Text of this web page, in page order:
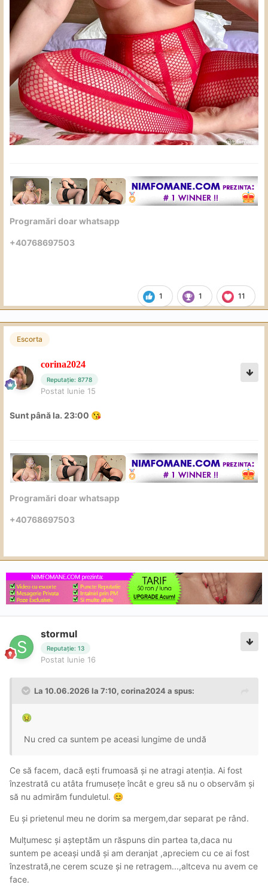
1 1 11
Programări doar whatsapp
+40768697503
Escorta
corina2024
Reputație: 8778
Postat Iunie 15
Sunt până la. 23:00 😘
Programări doar whatsapp
+40768697503
stormul
Reputație: 13
Postat Iunie 16
La 10.06.2026 la 7:10, corina2024a spus:
🤢
Nu cred ca suntem pe aceasi lungime de undă
Ce să facem, dacă ești frumoasă și ne atragi atenția. Ai fost
înzestrată cu atâta frumusețe încât e greu să nu o observăm și
să nu admirăm funduletul. 😊
Eu și prietenul meu ne dorim sa mergem,dar separat pe rând.
Mulțumesc și așteptăm un răspuns din partea ta,daca nu
suntem pe aceași undă și am deranjat ,apreciem cu ce ai fost
înzestrată,ne cerem scuze și ne retragem...,altceva nu avem ce
face.